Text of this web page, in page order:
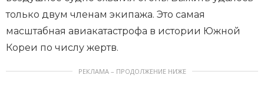
только двум членам экипажа. Это самая
масштабная авиакатастрофа в истории Южной
Кореи по числу жертв.
РЕКЛАМА – ПРОДОЛЖЕНИЕ НИЖЕ